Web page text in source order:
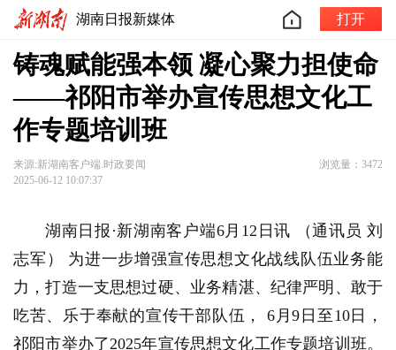
湖南日报新媒体 打开
铸魂赋能强本领 凝心聚力担使命
——祁阳市举办宣传思想文化工
作专题培训班
来源:新湖南客户端.时政要闻
浏览量：3472
2025-06-12 10:07:37
湖南日报·新湖南客户端6月12日讯 （通讯员 刘
志军）
为进一步增强宣传思想文化战线队伍业务能
力，打造一支思想过硬、业务精湛、纪律严明、敢于
吃苦、乐于奉献的宣传干部队伍， 6月9日至10日，
祁阳市举办了2025年宣传思想文化工作专题培训班。